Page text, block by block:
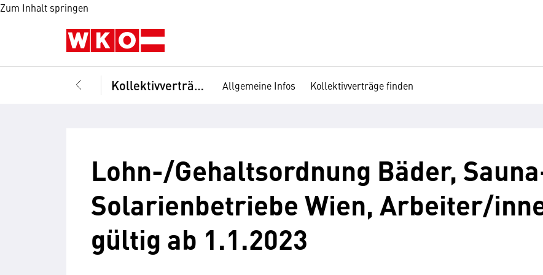
Zum Inhalt springen
Kollektivverträge Allgemeine Infos Kollektivverträge finden
Lohn-/Gehaltsordnung Bäder,
Solarienbetriebe Wien, Arbeiter/
gültig ab 1.1.2023